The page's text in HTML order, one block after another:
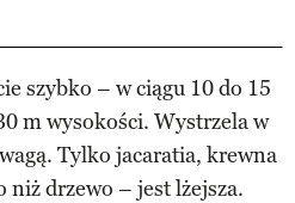
szybko – w ciągu 10 do 15
m wysokości. Wystrzela w
Tylko jacaratia, krewna
niż drzewo – jest lżejsza.